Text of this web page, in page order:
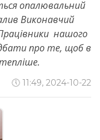
опалювальний
Виконавчий
нашого
про те, щоб в
🕔 11:49, 2024-10-22